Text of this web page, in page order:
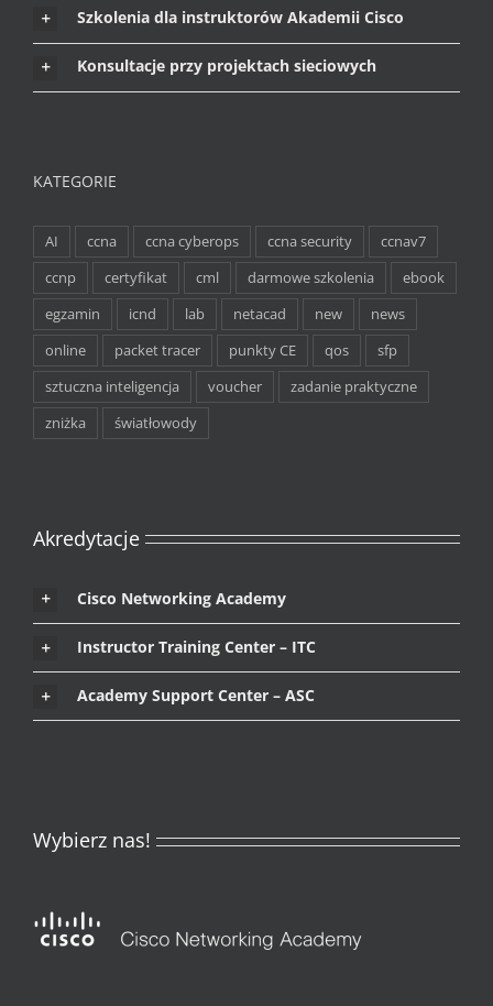
Szkolenia dla instruktorów Akademii Cisco
Konsultacje przy projektach sieciowych
KATEGORIE
AI ccna ccna cyberops ccna security
ccnav7
ccnp
certyfikat cml darmowe szkolenia
ebook
egzamin
icnd lab netacad new
news
online
packet tracer punkty CE qos
sfp
sztuczna inteligencja
voucher
zadanie praktyczne
zniżka
światłowody
Akredytacje
Cisco Networking Academy
Instructor Training Center – ITC
Academy Support Center – ASC
Wybierz nas!